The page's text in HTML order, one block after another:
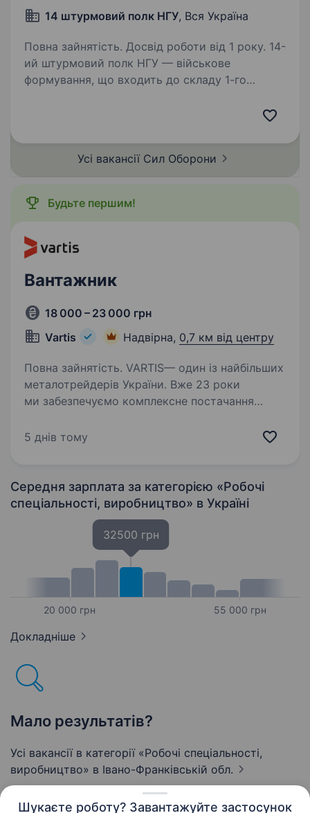
Шукаєте роботу? Завантажуйте застосунок
14 штурмовий полк НГУ, Вся Україна
Повна зайнятість. Досвід роботи від 1 року. 14-
ий штурмовий полк НГУ — військове
формування, що входить до складу 1-го
розширився до полку…
Усі вакансії Сил Оборони
Будьте першим!
Вантажник
18 000 – 23 000 грн
Vartis
Надвірна, 0,7 км від центру
Повна зайнятість. VARTIS— один із найбільших
металотрейдерів України. Вже 23 роки
ми забезпечуємо комплексне постачання
промислових підприємств та підприємців.
5 днів тому
Середня зарплата за категорією «Робочі
спеціальності, виробництво» в Україні
20 000 грн
32500 грн
55 000 грн
Докладніше
Мало результатів?
Усі вакансії в категорії «Робочі спеціальності,
виробництво» в Івано-Франківській обл.